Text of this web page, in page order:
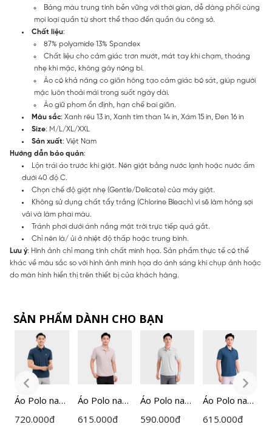
Bảng màu trung tính bền vững với thời gian, dễ dàng phối cùng
mọi loại quần từ short thể thao đến quần âu công sở.
Chất liệu:
87% polyamide 13% Spandex
Chất liệu cho cảm giác trơn mướt, mát tay khi chạm, thoáng
nhẹ khi mặc, không gây nóng bí.
Áo có khả năng co giãn hông tạo cảm giác bó sát, giúp người
mặc luôn thoải mái trong suốt ngày dài.
Áo giữ phom ổn định, hạn chế bai giãn.
Màu sắc: Xanh rêu 13 in, Xanh tím than 14 in, Xám 15 in, Đen 16 in
Size: M/L/XL/XXL
Sản xuất: Việt Nam
Hướng dẫn bảo quản:
Lộn trái áo trước khi giặt. Nên giặt bằng nước lạnh hoặc nước ấm
dưới 40 độ C.
Chọn chế độ giặt nhẹ (Gentle/Delicate) của máy giặt.
Không sử dụng chất tẩy trắng (Chlorine Bleach) vì sẽ làm hỏng sợi
vải và làm phai màu.
Tránh phơi dưới ánh nắng mặt trời trực tiếp quá gắt.
Chỉ nên là/ ủi ở nhiệt độ thấp hoặc trung bình.
Lưu ý: Hình ảnh chỉ mang tính chất minh họa. Sản phẩm thực tế có thể
khác về màu sắc so với hình ảnh minh họa do ánh sáng khi chụp ảnh hoặc
do màn hình hiển thị trên thiết bị của khách hàng.
SẢN PHẨM DÀNH CHO BẠN
Áo Polo nam
ngắn tay
720.000đ
Áo Polo nam
ngắn tay
615.000đ
Áo Polo nam
ngắn tay
590.000đ
Áo Polo nam
ngắn tay
615.000đ